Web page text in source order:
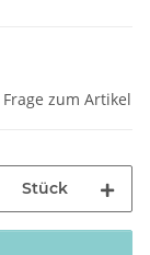
Frage zum Artikel
Stück